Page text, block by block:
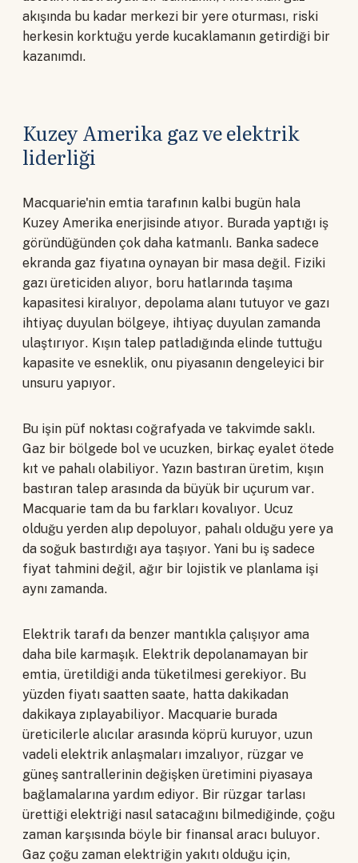
akışında bu kadar merkezi bir yere oturması, riski
herkesin korktuğu yerde kucaklamanın getirdiği bir
kazanımdı.
Kuzey Amerika gaz ve elektrik
liderliği
Macquarie'nin emtia tarafının kalbi bugün hala
Kuzey Amerika enerjisinde atıyor. Burada yaptığı iş
göründüğünden çok daha katmanlı. Banka sadece
ekranda gaz fiyatına oynayan bir masa değil. Fiziki
gazı üreticiden alıyor, boru hatlarında taşıma
kapasitesi kiralıyor, depolama alanı tutuyor ve gazı
ihtiyaç duyulan bölgeye, ihtiyaç duyulan zamanda
ulaştırıyor. Kışın talep patladığında elinde tuttuğu
kapasite ve esneklik, onu piyasanın dengeleyici bir
unsuru yapıyor.
Bu işin püf noktası coğrafyada ve takvimde saklı.
Gaz bir bölgede bol ve ucuzken, birkaç eyalet ötede
kıt ve pahalı olabiliyor. Yazın bastıran üretim, kışın
bastıran talep arasında da büyük bir uçurum var.
Macquarie tam da bu farkları kovalıyor. Ucuz
olduğu yerden alıp depoluyor, pahalı olduğu yere ya
da soğuk bastırdığı aya taşıyor. Yani bu iş sadece
fiyat tahmini değil, ağır bir lojistik ve planlama işi
aynı zamanda.
Elektrik tarafı da benzer mantıkla çalışıyor ama
daha bile karmaşık. Elektrik depolanamayan bir
emtia, üretildiği anda tüketilmesi gerekiyor. Bu
yüzden fiyatı saatten saate, hatta dakikadan
dakikaya zıplayabiliyor. Macquarie burada
üreticilerle alıcılar arasında köprü kuruyor, uzun
vadeli elektrik anlaşmaları imzalıyor, rüzgar ve
güneş santrallerinin değişken üretimini piyasaya
bağlamalarına yardım ediyor. Bir rüzgar tarlası
ürettiği elektriği nasıl satacağını bilmediğinde, çoğu
zaman karşısında böyle bir finansal aracı buluyor.
Gaz çoğu zaman elektriğin yakıtı olduğu için,